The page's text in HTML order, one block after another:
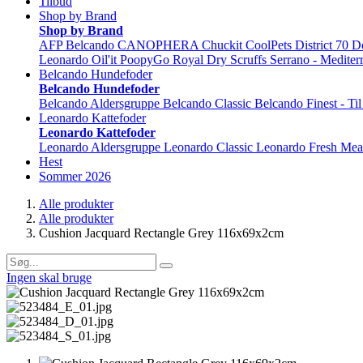
Shop by Brand
Shop by Brand
AFP Belcando CANOPHERA Chuckit CoolPets District 70
Leonardo Oil'it PoopyGo Royal Dry Scruffs Serrano -
Belcando Hundefoder
Belcando Hundefoder
Belcando Aldersgruppe Belcando Classic Belcando Finest - Til
Leonardo Kattefoder
Leonardo Kattefoder
Leonardo Aldersgruppe Leonardo Classic Leonardo Fresh
Hest
Sommer 2026
Alle produkter
Alle produkter
Cushion Jacquard Rectangle Grey 116x69x2cm
Ingen skal bruge